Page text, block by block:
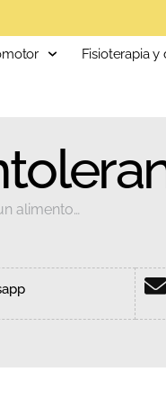
Fisioterapia
alimento…